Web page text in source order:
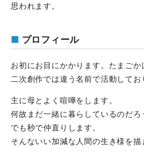
思われます。
プロフィール
お初にお目にかかります。たまごか
二次創作では違う名前で活動してお
主に母とよく喧嘩をします。
何故まだ一緒に暮らしているのだろ
でも秒で仲直りします。
そんないい加減な人間の生き様を描